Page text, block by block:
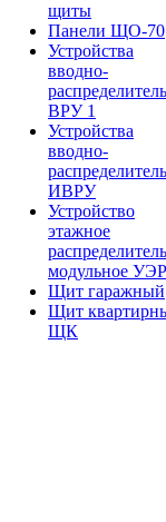
щиты
Панели ЩО-70
Устройства
вводно-
ВРУ 1
Устройства
вводно-
ИВРУ
Устройство
этажное
модульное
Щит гаражный
Щит
ЩК